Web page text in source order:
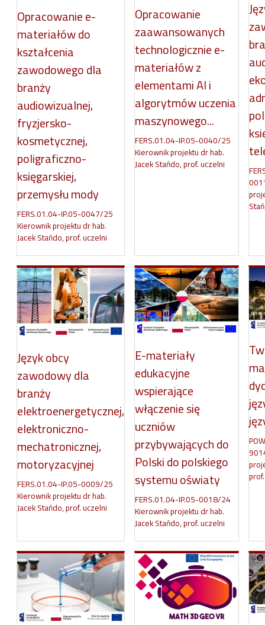
Opracowanie e-
materiałów do
kształcenia
zawodowego dla
branży
audiowizualnej,
fryzjersko-
kosmetycznej,
poligraficzno-
księgarskiej,
przemysłu mody
FERS.01.04-IP.05-0047/25
Kierownik projektu dr hab.
Jacek Stańdo, prof. uczelni
Opracowanie
zaawansowanych
technologicznie e-
materiałów z
elementami AI i
algorytmów uczenia
maszynowego...
FERS.01.04-IP.05-0040/25
Kierownik projektu dr hab.
Jacek Stańdo, prof. uczelni
Język obcy
zawodowy dla
branży
elektroenergetycznej,
elektroniczno-
mechatronicznej,
motoryzacyjnej
FERS.01.04-IP.05-0009/25
Kierownik projektu dr hab.
Jacek Stańdo, prof. uczelni
E-materiały
edukacyjne
wspierające
włączenie się
uczniów
przybywających do
Polski do polskiego
systemu oświaty
FERS.01.04-IP.05-0018/24
Kierownik projektu dr hab.
Jacek Stańdo, prof. uczelni